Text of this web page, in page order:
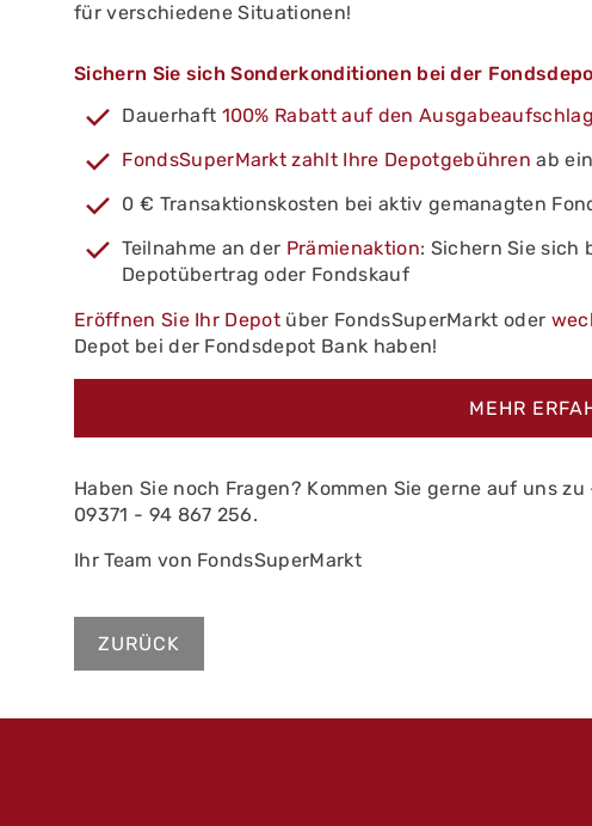
für verschiedene Situationen!
Sichern Sie sich Sonderkonditionen bei der
Dauerhaft 100% Rabatt auf den Ausgabeaufschlag
FondsSuperMarkt zahlt Ihre Depotgebühren ab
0 € Transaktionskosten bei aktiv gemanagten
Teilnahme an der Prämienaktion: Sichern Sie sich
Depotübertrag oder Fondskauf
Eröffnen Sie Ihr Depot über FondsSuperMarkt oder
Depot bei der Fondsdepot Bank haben!
MEHR
Haben Sie noch Fragen? Kommen Sie gerne auf uns
09371 - 94 867 256.
Ihr Team von FondsSuperMarkt
ZURÜCK